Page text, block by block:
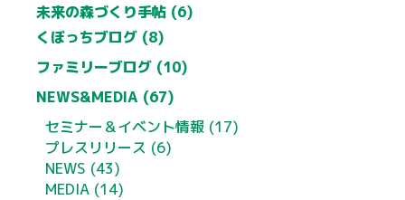
未来の森づくり手帖 (6)
くぼっちブログ (8)
ファミリーブログ (10)
NEWS&MEDIA (67)
セミナー＆イベント情報 (17)
プレスリリース (6)
NEWS (43)
MEDIA (14)